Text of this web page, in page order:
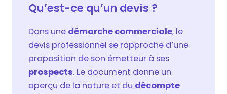
Qu’est-ce qu’un devis ?
Dans une démarche commerciale, le
devis professionnel se rapproche d’une
proposition de son émetteur à ses
prospects. Le document donne un
aperçu de la nature et du décompte